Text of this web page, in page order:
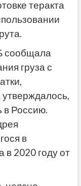
теракта
сообщала
груза с
в Россию.
в
в 2020 году от